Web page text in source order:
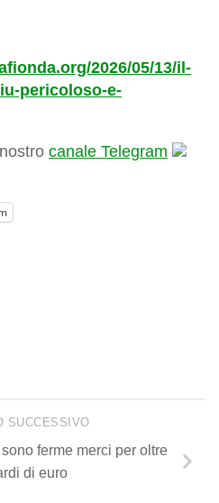
2026/05/13/il-
pericoloso-e-
canale Telegram
SUCCESSIVO
ferme merci per oltre
di euro